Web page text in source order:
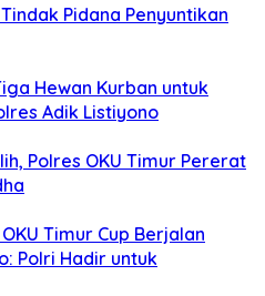
Pidana Penyuntikan
Hewan Kurban untuk
Adik Listiyono
Polres OKU Timur Pererat
Timur Cup Berjalan
Polri Hadir untuk